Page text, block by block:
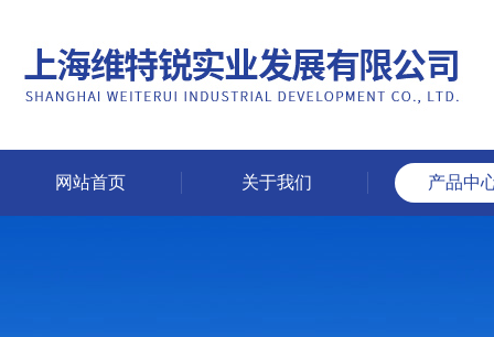
网站首页 关于我们 产品中